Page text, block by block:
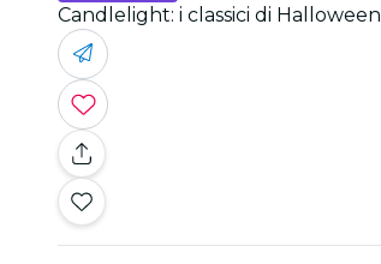
Candlelight: i classici di Halloween